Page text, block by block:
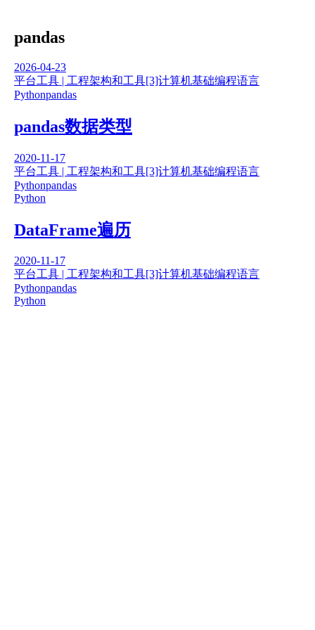
pandas
2026-04-23
平台工具 | 工程架构和工具[3]计算机基础编程语言
Pythonpandas
pandas数据类型
2020-11-17
平台工具 | 工程架构和工具[3]计算机基础编程语言
Pythonpandas
Python
DataFrame遍历
2020-11-17
平台工具 | 工程架构和工具[3]计算机基础编程语言
Pythonpandas
Python